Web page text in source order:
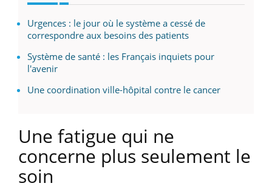
Urgences : le jour où le système a cessé de
correspondre aux besoins des patients
Système de santé : les Français inquiets pour
l'avenir
Une coordination ville-hôpital contre le cancer
Une fatigue qui ne
concerne plus seulement le
soin